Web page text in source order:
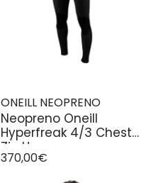
ONEILL NEOPRENO
Neopreno Oneill
Hyperfreak 4/3 Chest
Zip Hom
370,00€